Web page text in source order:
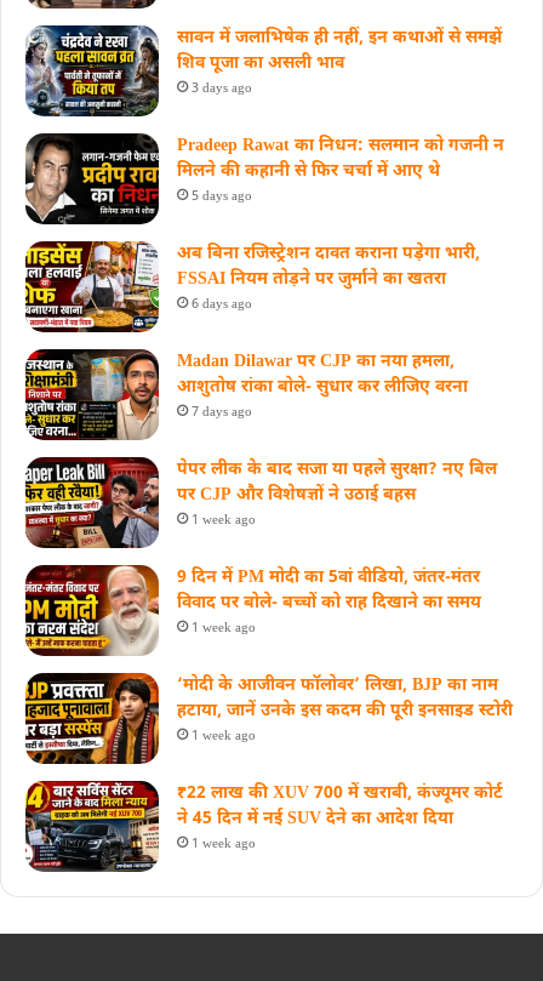
सावन में जलाभिषेक ही नहीं, इन कथाओं से समझें
शिव पूजा का असली भाव
3 days ago
Pradeep Rawat का निधन: सलमान को गजनी न
मिलने की कहानी से फिर चर्चा में आए थे
5 days ago
अब बिना रजिस्ट्रेशन दावत कराना पड़ेगा भारी,
FSSAI नियम तोड़ने पर जुर्माने का खतरा
6 days ago
Madan Dilawar पर CJP का नया हमला,
आशुतोष रांका बोले- सुधार कर लीजिए वरना
7 days ago
पेपर लीक के बाद सजा या पहले सुरक्षा? नए बिल
पर CJP और विशेषज्ञों ने उठाई बहस
1 week ago
9 दिन में PM मोदी का 5वां वीडियो, जंतर-मंतर
विवाद पर बोले- बच्चों को राह दिखाने का समय
1 week ago
‘मोदी के आजीवन फॉलोवर’ लिखा, BJP का नाम
हटाया, जानें उनके इस कदम की पूरी इनसाइड स्‍टोरी
1 week ago
₹22 लाख की XUV 700 में खराबी, कंज्यूमर कोर्ट
ने 45 दिन में नई SUV देने का आदेश दिया
1 week ago